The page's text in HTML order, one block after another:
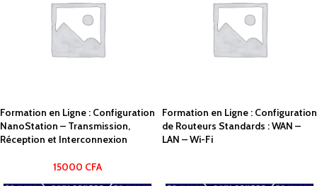
Formation en Ligne : Configuration
NanoStation – Transmission,
Réception et Interconnexion
15000 CFA
Formation en Ligne : Configuration
de Routeurs Standards : WAN –
LAN – Wi-Fi